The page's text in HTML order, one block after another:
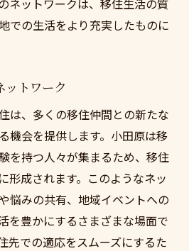
ネットワークは、移住生活の質
での生活をより充実したものに
ットワーク
は、多くの移住仲間との新たな
機会を提供します。小田原は移
を持つ人々が集まるため、移住
形成されます。このようなネッ
悩みの共有、地域イベントへの
を豊かにするさまざまな場面で
先での適応をスムーズにするた